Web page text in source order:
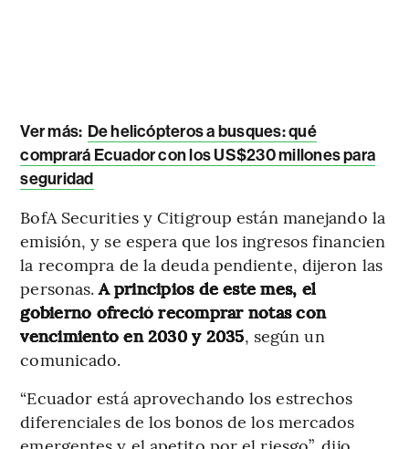
Ver más: De helicópteros a busques: qué
comprará Ecuador con los US$230 millones para
seguridad
BofA Securities y Citigroup están manejando la
emisión, y se espera que los ingresos financien
la recompra de la deuda pendiente, dijeron las
personas.A principios de este mes, el
gobierno ofreció recomprar notas con
vencimiento en 2030 y 2035, según un
comunicado.
“Ecuador está aprovechando los estrechos
diferenciales de los bonos de los mercados